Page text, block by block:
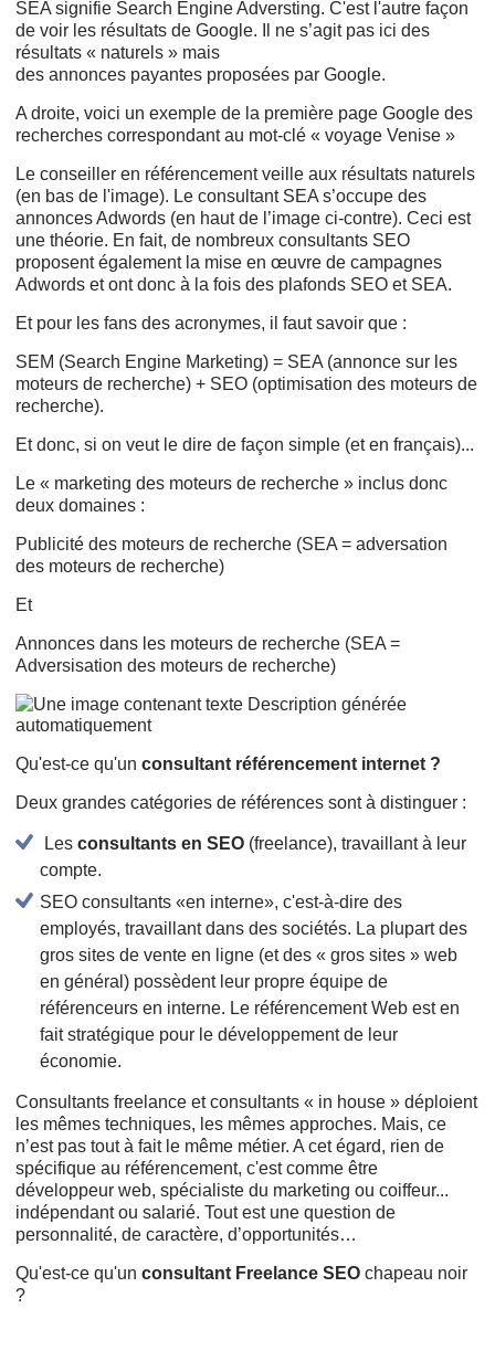
SEA signifie Search Engine Adversting. C'est l'autre façon
de voir les résultats de Google. Il ne s’agit pas ici des
résultats « naturels » mais
des annonces payantes proposées par Google.
A droite, voici un exemple de la première page Google des
recherches correspondant au mot-clé « voyage Venise »
Le conseiller en référencement veille aux résultats naturels
(en bas de l'image). Le consultant SEA s’occupe des
annonces Adwords (en haut de l’image ci-contre). Ceci est
une théorie. En fait, de nombreux consultants SEO
proposent également la mise en œuvre de campagnes
Adwords et ont donc à la fois des plafonds SEO et SEA.
Et pour les fans des acronymes, il faut savoir que :
SEM (Search Engine Marketing) = SEA (annonce sur les
moteurs de recherche) + SEO (optimisation des moteurs de
recherche).
Et donc, si on veut le dire de façon simple (et en français)...
Le « marketing des moteurs de recherche » inclus donc
deux domaines :
Publicité des moteurs de recherche (SEA = adversation
des moteurs de recherche)
Et
Annonces dans les moteurs de recherche (SEA =
Adversisation des moteurs de recherche)
Qu'est-ce qu'unconsultant référencement internet ?
Deux grandes catégories de références sont à distinguer :
Lesconsultants en SEO (freelance), travaillant à leur
compte.
SEO consultants «en interne», c'est-à-dire des
employés, travaillant dans des sociétés. La plupart des
gros sites de vente en ligne (et des « gros sites » web
en général) possèdent leur propre équipe de
référenceurs en interne. Le référencement Web est en
fait stratégique pour le développement de leur
économie.
Consultants freelance et consultants « in house » déploient
les mêmes techniques, les mêmes approches. Mais, ce
n’est pas tout à fait le même métier. A cet égard, rien de
spécifique au référencement, c'est comme être
développeur web, spécialiste du marketing ou coiffeur...
indépendant ou salarié. Tout est une question de
personnalité, de caractère, d’opportunités…
Qu'est-ce qu'unconsultant Freelance SEOchapeau noir
?